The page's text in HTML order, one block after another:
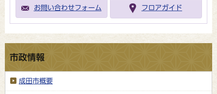
お問い合わせフォーム フロアガイド
市政情報
成田市概要